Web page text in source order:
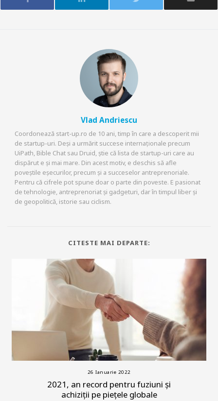
Vlad Andriescu
Coordonează start-up.ro de 10 ani, timp în care a descoperit mii
de startup-uri. Deși a urmărit succese internaționale precum
UiPath, Bible Chat sau Druid, știe că lista de startup-uri care au
dispărut e și mai mare. Din acest motiv, e deschis să afle
poveștile eșecurilor, precum și a succeselor antreprenoriale.
Pentru că cifrele pot spune doar o parte din poveste. E pasionat
de tehnologie, antreprenoriat și gadgeturi, dar în timpul liber și
de geopolitică, istorie sau ciclism.
CITESTE MAI DEPARTE:
26 Ianuarie 2022
2021, an record pentru fuziuni și
achiziții pe piețele globale